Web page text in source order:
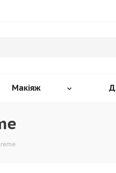
Макіяж